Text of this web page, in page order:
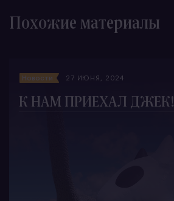
Похожие материалы
Новости 27 ИЮНЯ, 2024
К НАМ ПРИЕХАЛ ДЖЕК!